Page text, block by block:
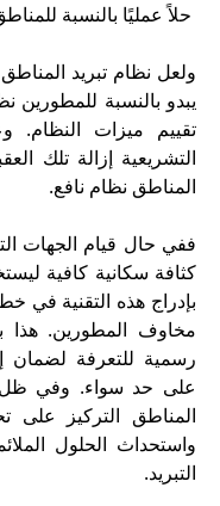
حلاً عمليًا بالنسبة
ولعل نظام تبريد المناطق
يبدو بالنسبة للمطورين
تقييم ميزات
التشريعية إزالة تلك
المناطق نظام نافع.
ففي حال قيام الجهات
كثافة سكانية كافية
بإدراج هذه التقنية في
مخاوف المطورين. هذا
رسمية للتعرفة لضمان
على حد سواء. وفي ظل
المناطق التركيز على
واستحداث الحلول
التبريد.